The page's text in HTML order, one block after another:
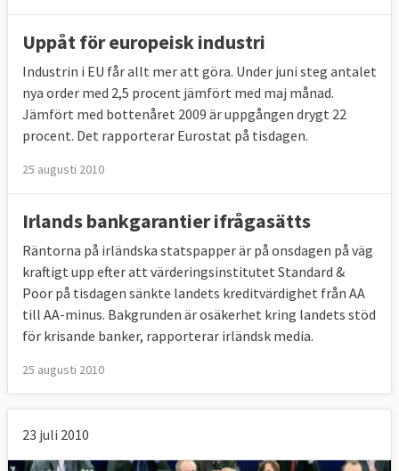
Uppåt för europeisk industri
Industrin i EU får allt mer att göra. Under juni steg antalet
nya order med 2,5 procent jämfört med maj månad.
Jämfört med bottenåret 2009 är uppgången drygt 22
procent. Det rapporterar Eurostat på tisdagen.
25 augusti 2010
Irlands bankgarantier ifrågasätts
Räntorna på irländska statspapper är på onsdagen på väg
kraftigt upp efter att värderingsinstitutet Standard &
Poor på tisdagen sänkte landets kreditvärdighet från AA
till AA-minus. Bakgrunden är osäkerhet kring landets stöd
för krisande banker, rapporterar irländsk media.
25 augusti 2010
23 juli 2010